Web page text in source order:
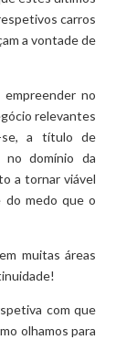
carros
a vontade de
no
relevantes
se, a título de
domínio da
a tornar viável
do medo que o
muitas áreas
com que
olhamos para